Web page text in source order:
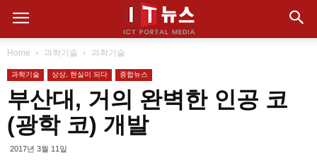
Home 과학기술 과학기술
과학기술 상상, 현실이 되다 종합뉴스
부산대, 거의 완벽한 인공 코
(광학 코) 개발
2017년 3월 11일